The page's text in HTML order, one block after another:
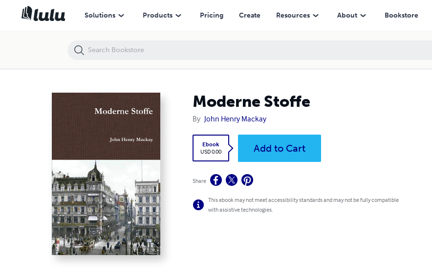
Solutions Products Pricing Create Resources About Bookstore
Moderne Stoffe
By John Henry Mackay
Ebook
USD 0.00
Add to Cart
Share
This ebook may not meet accessibility standards and may not be fully compatible
with assistive technologies.
Moderne Stoffe